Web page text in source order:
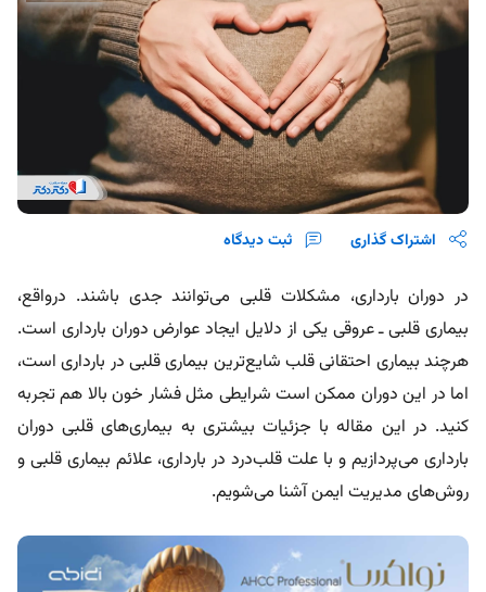
اشتراک گذاری ثبت دیدگاه
در دوران بارداری، مشکلات قلبی می‌توانند جدی باشند. درواقع،
بیماری قلبی ـ عروقی یکی از دلایل ایجاد عوارض دوران بارداری است.
هرچند بیماری احتقانی قلب شایع‌ترین بیماری قلبی در بارداری است،
اما در این دوران ممکن است شرایطی مثل فشار خون بالا هم تجربه
کنید. در این مقاله با جزئیات بیشتری به بیماری‌های قلبی دوران
بارداری می‌پردازیم و با علت قلب‌درد در بارداری، علائم بیماری قلبی و
روش‌های مدیریت ایمن آشنا می‌شویم.